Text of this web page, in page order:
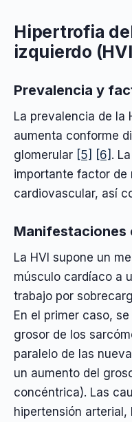
Hipertrofia
izquierdo
Prevalencia y
La prevalencia de la
aumenta conforme
glomerular [5] [6] .
importante factor de
cardiovascular, así
Manifestaciones
La HVI supone un
músculo cardíaco a
trabajo por
En el primer caso,
grosor de los
paralelo de las
un aumento del
concéntrica). Las
hipertensión